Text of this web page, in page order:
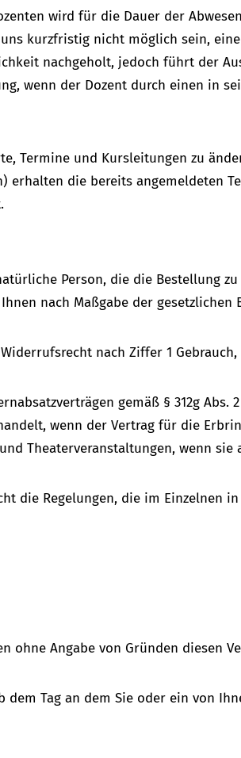
wird für die Dauer der
kurzfristig nicht möglich sein,
nachgeholt, jedoch führt der
wenn der Dozent durch einen in
Termine und Kursleitungen zu
erhalten die bereits angemeldeten
Person, die die Bestellung
nach Maßgabe der
nach Ziffer 1
gemäß § 312g
wenn der Vertrag für die
Theaterveranstaltungen, wenn
die Regelungen, die im Einzelnen
ohne Angabe von Gründen diesen
dem Tag an dem Sie oder ein von